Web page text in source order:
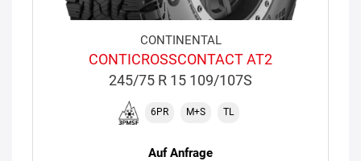
CONTINENTAL
CONTICROSSCONTACT AT2
245/75 R 15 109/107S
6PR M+S TL
Auf Anfrage